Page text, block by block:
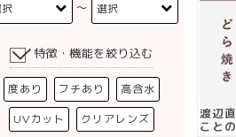
〜
特徴・機能を絞り込む
度あり フチあり 高含水
UVカット クリアレンズ
渡辺
こと